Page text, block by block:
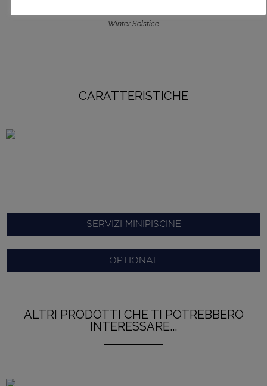
Winter Solstice
CARATTERISTICHE
SERVIZI MINIPISCINE
OPTIONAL
ALTRI PRODOTTI CHE TI POTREBBERO
INTERESSARE...